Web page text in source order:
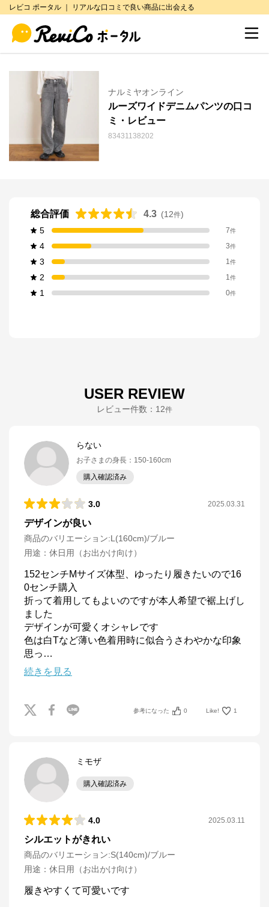
レビコ ポータル ｜ リアルな口コミで良い商品に出会える
ナルミヤオンライン
ルーズワイドデニムパンツの口コ
ミ・レビュー
83431138202
総合評価 4.3 (12件)
5
7件
4 3件
3 1件
2 1件
1 0件
USER REVIEW
レビュー件数： 12件
らない
お子さまの身長 ： 150-160cm
購入確認済み
3.0 2025.03.31
デザインが良い
商品のバリエーション:L(160cm)/ブルー
用途 ： 休日用（お出かけ向け）
152センチMサイズ体型、ゆったり履きたいので16
0センチ購入
折って着用してもよいのですが本人希望で裾上げし
ました
デザインが可愛くオシャレです
色は白Tなど薄い色着用時に似合うさわやかな印象
思っ …
続きを見る
参考になった 0 Like! 1
ミモザ
購入確認済み
4.0 2025.03.11
シルエットがきれい
商品のバリエーション:S(140cm)/ブルー
用途 ： 休日用（お出かけ向け）
履きやすくて可愛いです